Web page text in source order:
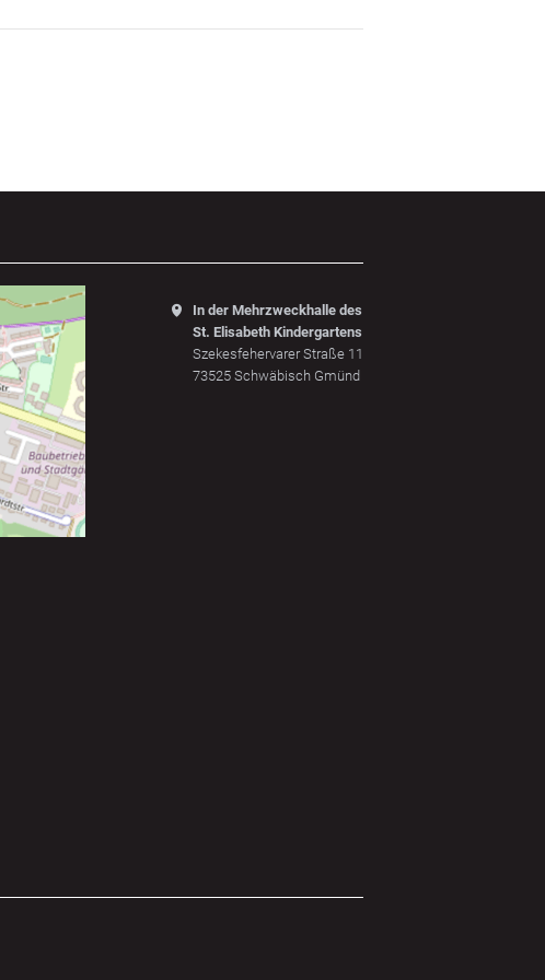
In der Mehrzweckhalle des
St. Elisabeth Kindergartens
Szekesfehervarer Straße 11
73525 Schwäbisch Gmünd